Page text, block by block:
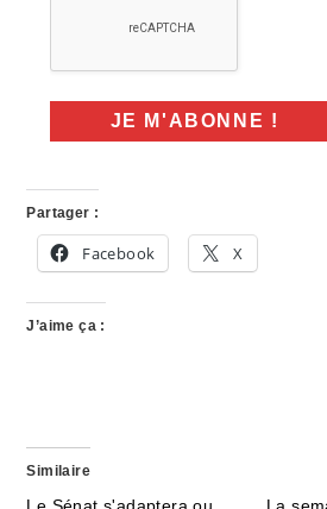
Partager :
Facebook X
J’aime ça :
Similaire